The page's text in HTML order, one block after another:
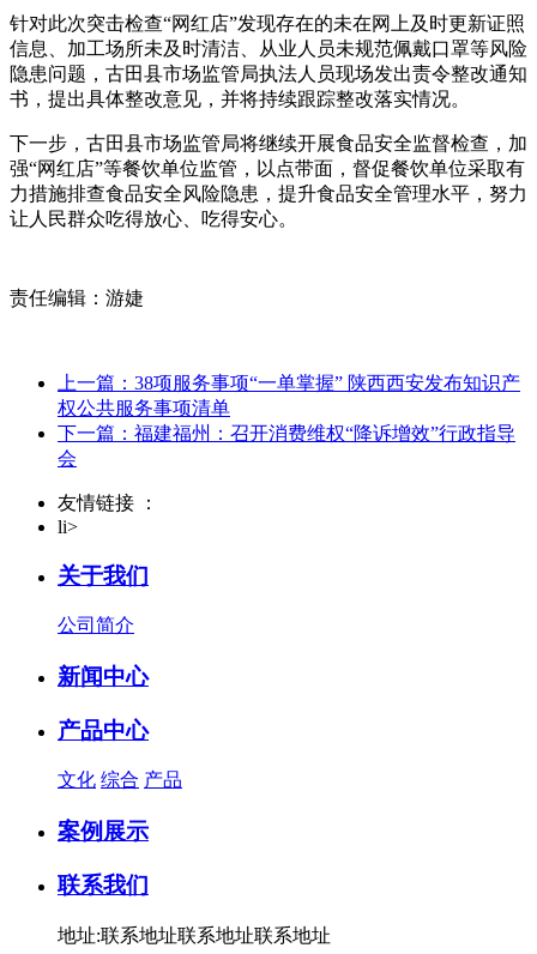
针对此次突击检查“网红店”发现存在的未在网上及时更新证照
信息、加工场所未及时清洁、从业人员未规范佩戴口罩等风险
隐患问题，古田县市场监管局执法人员现场发出责令整改通知
书，提出具体整改意见，并将持续跟踪整改落实情况。
下一步，古田县市场监管局将继续开展食品安全监督检查，加
强“网红店”等餐饮单位监管，以点带面，督促餐饮单位采取有
力措施排查食品安全风险隐患，提升食品安全管理水平，努力
让人民群众吃得放心、吃得安心。
责任编辑：游婕
上一篇：38项服务事项“一单掌握” 陕西西安发布知识产
权公共服务事项清单
下一篇：福建福州：召开消费维权“降诉增效”行政指导
会
友情链接 ：
li>
关于我们
公司简介
新闻中心
产品中心
文化 综合 产品
案例展示
联系我们
地址:联系地址联系地址联系地址